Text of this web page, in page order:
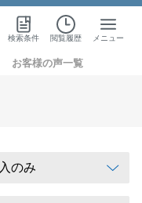
検索条件 閲覧履歴 メニュー
お客様の声一覧